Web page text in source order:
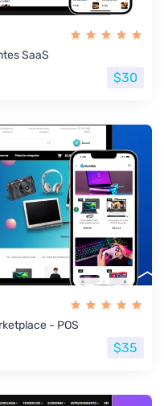
SaaS
$30
- POS
$35